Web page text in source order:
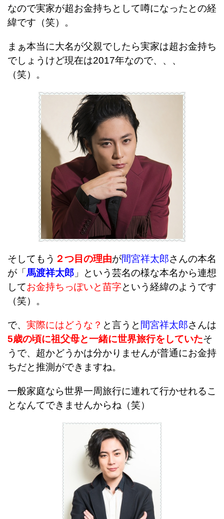
なので実家が超お金持ちとして噂になったとの経
緯です（笑）。
まぁ本当に大名が父親でしたら実家は超お金持ち
でしょうけど現在は2017年なので、、、
（笑）。
そしてもう ２つ目の理由が間宮祥太郎さんの本名
が「馬渡祥太郎 」という芸名の様な本名から連想
してお金持ちっぽいと苗字という経緯のようです
（笑）。
で、 実際にはどうな？ と言うと 間宮祥太郎さんは
5歳の頃に祖父母と一緒に世界旅行をしていたそ
うで、超かどうかは分かりませんが普通にお金持
ちだと推測ができますね。
一般家庭なら世界一周旅行に連れて行かせれるこ
となんてできませんからね（笑）